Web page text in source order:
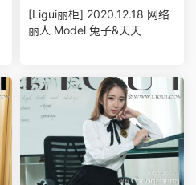
[Ligui丽柜] 2020.12.18 网络
丽人 Model 兔子&天天